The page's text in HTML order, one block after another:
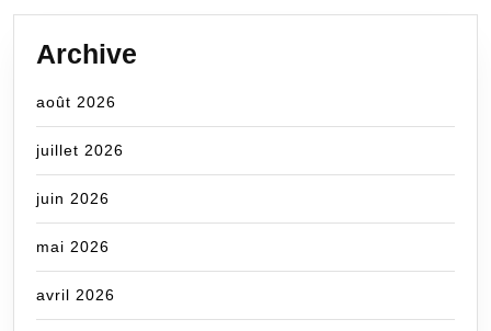
Archive
août 2026
juillet 2026
juin 2026
mai 2026
avril 2026